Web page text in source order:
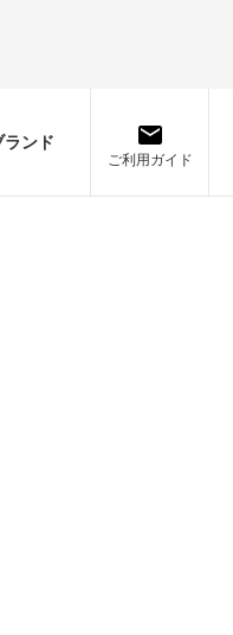
ランド
ご利用ガイド